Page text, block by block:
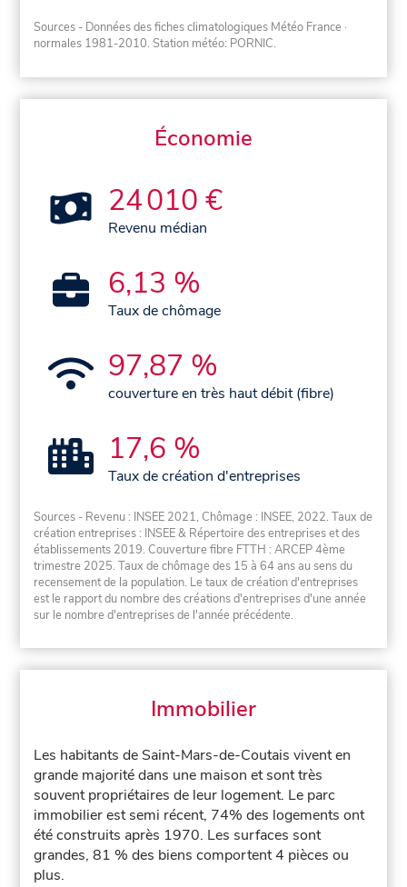
Sources - Données des fiches climatologiques Météo France ·
normales 1981-2010. Station météo: PORNIC.
Économie
24 010 €
Revenu médian
6,13 %
Taux de chômage
97,87 %
couverture en très haut débit (fibre)
17,6 %
Taux de création d'entreprises
Sources - Revenu : INSEE 2021, Chômage : INSEE, 2022. Taux de
création entreprises : INSEE & Répertoire des entreprises et des
établissements 2019. Couverture fibre FTTH : ARCEP 4ème
trimestre 2025. Taux de chômage des 15 à 64 ans au sens du
recensement de la population. Le taux de création d'entreprises
est le rapport du nombre des créations d'entreprises d'une année
sur le nombre d'entreprises de l'année précédente.
Immobilier
Les habitants de Saint-Mars-de-Coutais vivent en
grande majorité dans une maison et sont très
souvent propriétaires de leur logement. Le parc
immobilier est semi récent, 74% des logements ont
été construits après 1970. Les surfaces sont
grandes, 81 % des biens comportent 4 pièces ou
plus.